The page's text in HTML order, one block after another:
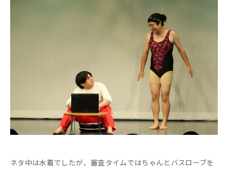
ネタ中は水着でしたが、審査タイムではちゃんとバスローブを